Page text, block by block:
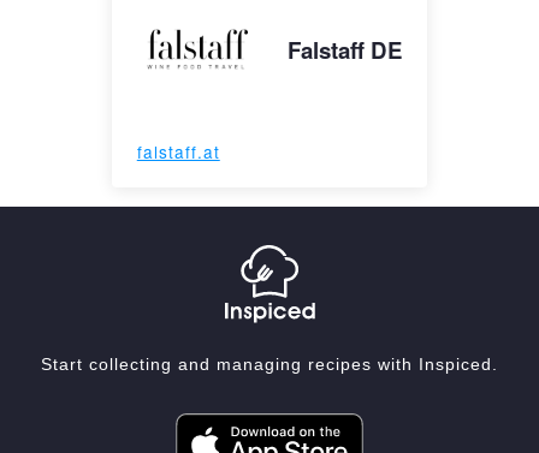
Falstaff DE
falstaff.at
Start collecting and managing recipes with Inspiced.